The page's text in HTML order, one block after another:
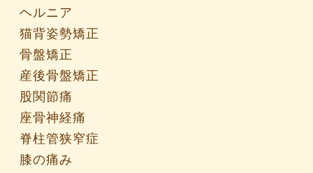
ヘルニア
猫背姿勢矯正
骨盤矯正
産後骨盤矯正
股関節痛
座骨神経痛
脊柱管狭窄症
膝の痛み